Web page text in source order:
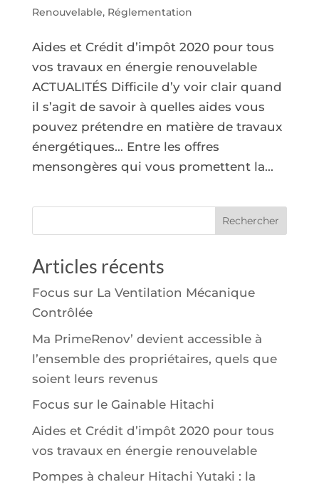
Renouvelable, Réglementation
Aides et Crédit d’impôt 2020 pour tous
vos travaux en énergie renouvelable
ACTUALITÉS Difficile d’y voir clair quand
il s’agit de savoir à quelles aides vous
pouvez prétendre en matière de travaux
énergétiques… Entre les offres
mensongères qui vous promettent la...
Articles récents
Focus sur La Ventilation Mécanique
Contrôlée
Ma PrimeRenov’ devient accessible à
l’ensemble des propriétaires, quels que
soient leurs revenus
Focus sur le Gainable Hitachi
Aides et Crédit d’impôt 2020 pour tous
vos travaux en énergie renouvelable
Pompes à chaleur Hitachi Yutaki : la